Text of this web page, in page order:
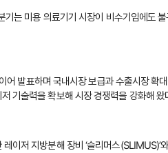
는 미용 의료기기 시장이 비수기임에도
발표하며 국내시장 보급과 수출시장 확
기술력을 확보해 시장 경쟁력을 강화해 왔
이저 지방분해 장비 ‘슬리머스